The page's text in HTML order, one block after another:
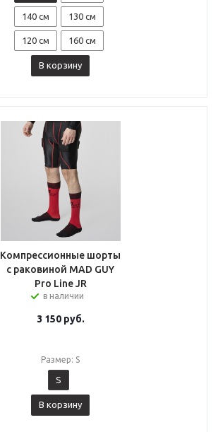
140 см 130 см
120 см 160 см
В корзину
Компрессионные шорты
с раковиной MAD GUY
Pro Line JR
в наличии
3 150руб.
Размер: S
S
В корзину